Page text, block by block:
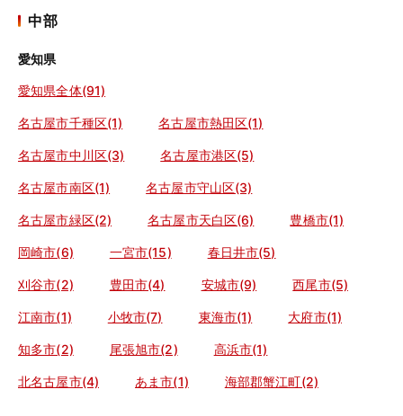
中部
愛知県
愛知県全体(91)
名古屋市千種区(1) 名古屋市熱田区(1)
名古屋市中川区(3) 名古屋市港区(5)
名古屋市南区(1) 名古屋市守山区(3)
名古屋市緑区(2) 名古屋市天白区(6) 豊橋市(1)
岡崎市(6) 一宮市(15) 春日井市(5)
刈谷市(2) 豊田市(4) 安城市(9) 西尾市(5)
江南市(1) 小牧市(7) 東海市(1) 大府市(1)
知多市(2) 尾張旭市(2) 高浜市(1)
北名古屋市(4) あま市(1) 海部郡蟹江町(2)